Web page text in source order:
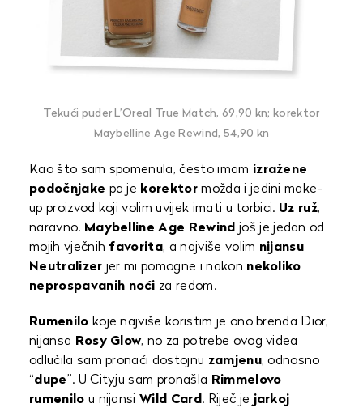
Tekući puder L’Oreal True Match, 69,90 kn; korektor
Maybelline Age Rewind, 54,90 kn
Kao što sam spomenula, često imam izražene
podočnjake pa je korektor možda i jedini make-
up proizvod koji volim uvijek imati u torbici. Uz ruž,
naravno. Maybelline Age Rewind još je jedan od
mojih vječnih favorita, a najviše volim nijansu
Neutralizer jer mi pomogne i nakon nekoliko
neprospavanih noći za redom.
Rumenilo koje najviše koristim je ono brenda Dior,
nijansa Rosy Glow, no za potrebe ovog videa
odlučila sam pronaći dostojnu zamjenu, odnosno
“dupe”. U Cityju sam pronašla Rimmelovo
rumenilo u nijansiWild Card. Riječ je jarkoj